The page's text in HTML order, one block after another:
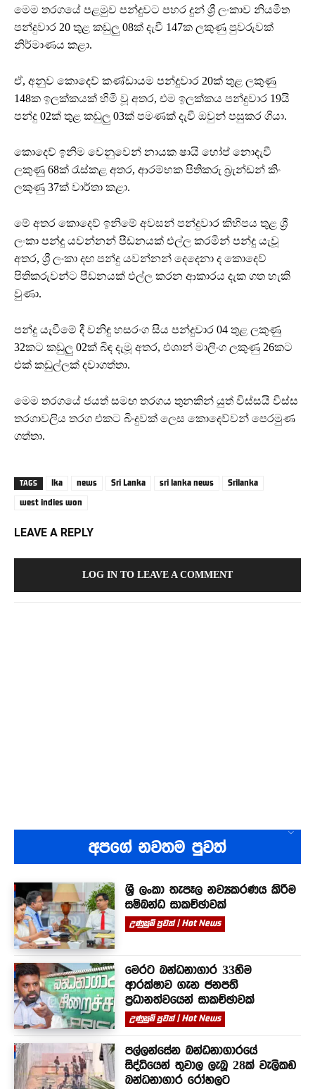
මෙම තරගයේ පළමුව පන්දුවට පහර දුන් ශ්‍රී ලංකාව නියමිත
පන්දුවාර 20 තුළ කඩුලු 08ක් දැවී 147ක ලකුණු පුවරුවක්
නිර්මාණය කළා.
ඒ, අනුව කොදෙව් කණ්ඩායම පන්දුවාර 20ක් තුළ ලකුණු
148ක ඉලක්කයක් හිමි වූ අතර, එම ඉලක්කය පන්දුවාර 19යි
පන්දු 02ක් තුළ කඩුලු 03ක් පමණක් දැවී ඔවුන් පසුකර ගියා.
කොදෙව් ඉනිම වෙනුවෙන් නායක ෂායි හෝප් නොදැවී
ලකුණු 68ක් රැස්කළ අතර, ආරම්භක පිතිකරු බ්‍රැන්ඩන් කිං
ලකුණු 37ක් වාර්තා කළා.
මේ අතර කොදෙව් ඉනිමේ අවසන් පන්දුවාර කිහිපය තුළ ශ්‍රී
ලංකා පන්දු යවන්නන් පීඩනයක් එල්ල කරමින් පන්දු යැවූ
අතර, ශ්‍රී ලංකා දඟ පන්දු යවන්නන් දෙදෙනා ද කොදෙව්
පිතිකරුවන්ට පීඩනයක් එල්ල කරන ආකාරය දැක ගත හැකි
වුණා.
පන්දු යැවීමේ දී වනිඳු හසරංග සිය පන්දුවාර 04 තුළ ලකුණු
32කට කඩුලු 02ක් බිඳ දැමූ අතර, එශාන් මාලිංග ලකුණු 26කට
එක් කඩුල්ලක් දවාගත්තා.
මෙම තරගයේ ජයත් සමඟ තරගය තුනකින් යුත් විස්සයි විස්ස
තරගාවලිය තරග එකට බිංදුවක් ලෙස කොදෙව්වන් පෙරමුණ
ගත්තා.
TAGS lka news Sri Lanka sri lanka news
Srilanka
west indies won
LEAVE A REPLY
LOG IN TO LEAVE A COMMENT
අපගේ නවතම පුවත්
ශ්‍රී ලංකා තැපෑල නව්‍යකරණය කිරීම
සම්බන්ධ සාකච්ඡාවක්
උණුසුම් පුවත් | Hot News
මෙරට බන්ධනාගාර 33හිම
ආරක්ෂාව ගැන ජනපති
ප්‍රධානත්වයෙන් සාකච්ඡාවක්
උණුසුම් පුවත් | Hot News
පල්ලන්සේන බන්ධනාගාරයේ
සිද්ධියෙන් තුවාල ලැබූ 28ක් වැලිකඩ
බන්ධනාගාර රෝහලට